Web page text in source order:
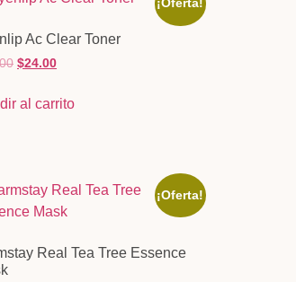
¡Oferta!
Ac Clear Toner
$24.00
al carrito
¡Oferta!
Real Tea Tree Essence